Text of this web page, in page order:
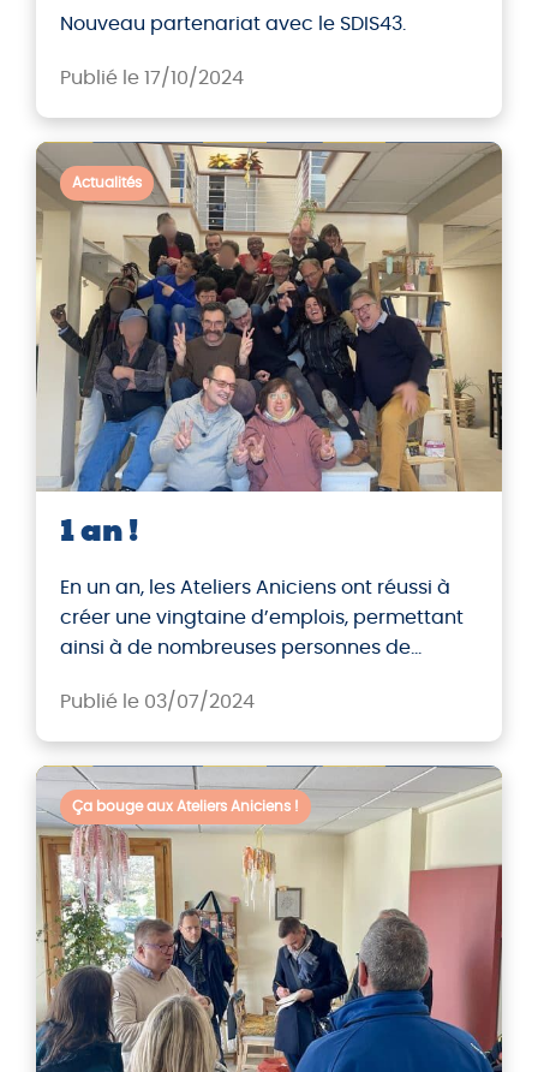
Nouveau partenariat avec le SDIS43.
Publié le 17/10/2024
Actualités
1 an !
En un an, les Ateliers Aniciens ont réussi à
créer une vingtaine d’emplois, permettant
ainsi à de nombreuses personnes de
stable et valorisante.
Publié le 03/07/2024
Ça bouge aux Ateliers Aniciens !